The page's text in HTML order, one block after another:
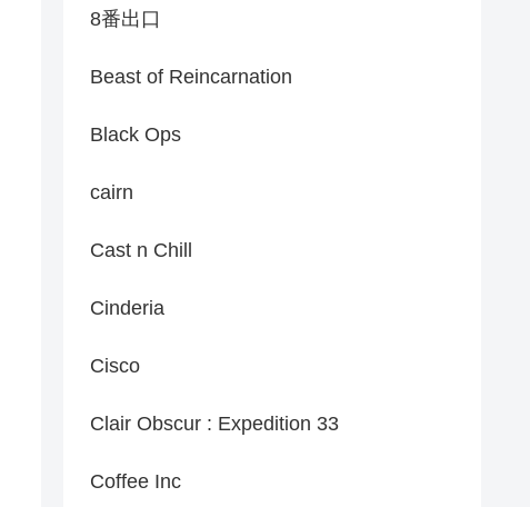
8番出口
Beast of Reincarnation
Black Ops
cairn
Cast n Chill
Cinderia
Cisco
Clair Obscur : Expedition 33
Coffee Inc